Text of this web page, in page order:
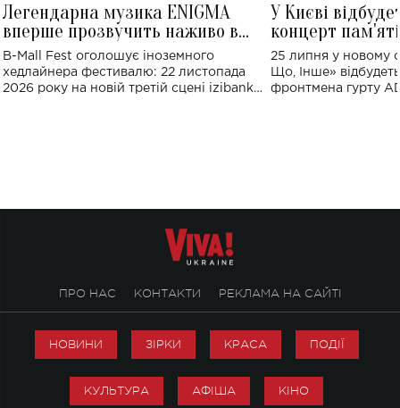
Легендарна музика ENIGMA
вперше прозвучить наживо в
Україні: де відбудеться концерт
B-Mall Fest оголошує іноземного
хедлайнера фестивалю: 22 листопада
2026 року на новій третій сцені izibank
У Києві
концерт
Клименка:
виконають
25 липня у новому
Що, Інше»
фронтмена гурту
ПРО НАС КОНТАКТИ РЕКЛАМА НА САЙТІ
НОВИНИ ЗІРКИ КРАСА ПОДІЇ
КУЛЬТУРА АФІША КІНО